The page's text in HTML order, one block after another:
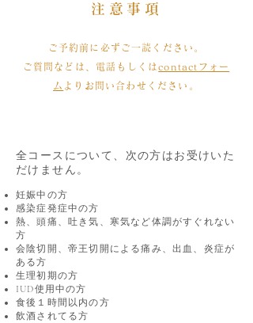
注意事項
ご予約前に必ずご一読ください。
ご質問などは、電話もしくはcontactフォー
ム よりお問い合わせください。
全コースについて、次の方は​お受けいた
だけません。
妊娠中の方
感染症発症中の方
熱、頭痛、吐き気、寒気など体調がすぐれない
方
会陰切開、帝王切開による痛み、出血、炎症が
ある方
生理初期の方
IUD使用中の方
食後１時間以内の方
飲酒されてる方